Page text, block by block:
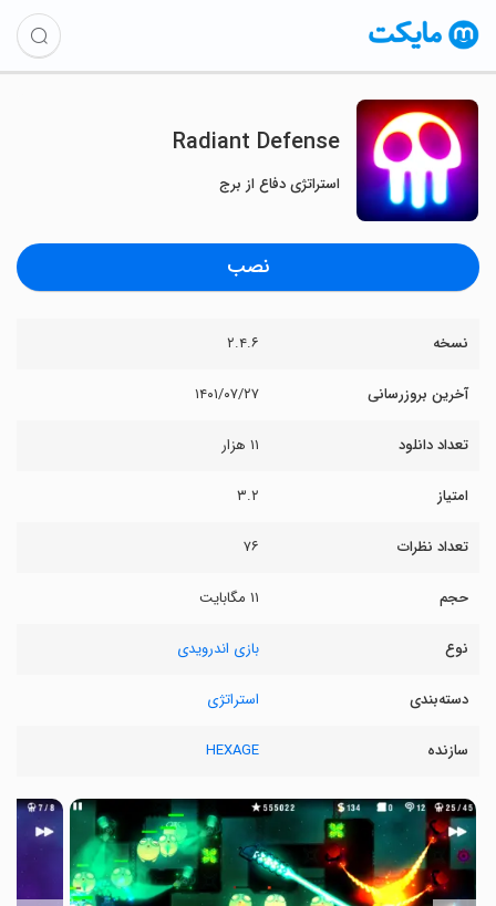
Radiant Defense
استراتژی دفاع از برج
نصب
نسخه ۲.۴.۶
آخرین بروزرسانی ۱۴۰۱/۰۷/۲۷
تعداد دانلود ۱۱ هزار
امتیاز ۳.۲
تعداد نظرات ۷۶
حجم ۱۱ مگابایت
نوع بازی اندرویدی
دسته‌بندی استراتژی
سازنده HEXAGE